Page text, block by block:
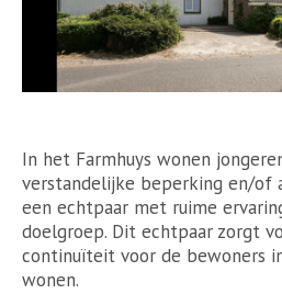
In het Farmhuys wonen
verstandelijke beperking en/of
een echtpaar met ruime
doelgroep. Dit echtpaar zorgt
continuïteit voor de bewoners
wonen.